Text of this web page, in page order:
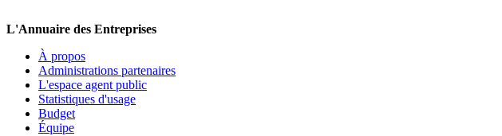
L'Annuaire des Entreprises
À propos
Administrations partenaires
L'espace agent public
Statistiques d'usage
Budget
Équipe